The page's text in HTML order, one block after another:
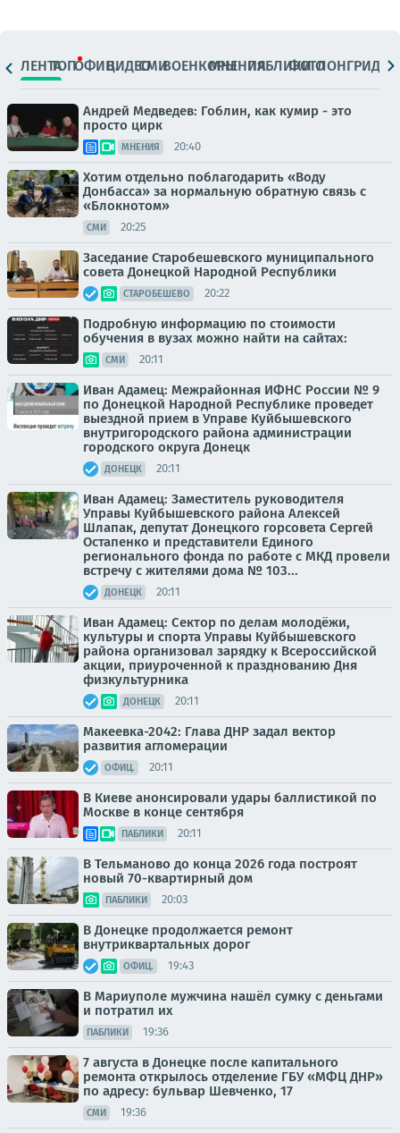
ЛЕНТАТОПОФИЦ.ВИДЕОСМИВОЕНКОРЫМНЕНИЯПАБЛИКИ
ФОТОЛОНГРИДЫ
Андрей Медведев: Гоблин, как кумир - это
просто цирк
МНЕНИЯ 20:40
Хотим отдельно поблагодарить «Воду
Донбасса» за нормальную обратную связь с
«Блокнотом»
СМИ 20:25
Заседание Старобешевского муниципального
совета Донецкой Народной Республики
СТАРОБЕШЕВО 20:22
Подробную информацию по стоимости
обучения в вузах можно найти на сайтах:
СМИ 20:11
Иван Адамец: Межрайонная ИФНС России № 9
по Донецкой Народной Республике проведет
выездной прием в Управе Куйбышевского
внутригородского района администрации
городского округа Донецк
ДОНЕЦК 20:11
Иван Адамец: Заместитель руководителя
Управы Куйбышевского района Алексей
Шлапак, депутат Донецкого горсовета Сергей
Остапенко и представители Единого
регионального фонда по работе с МКД провели
встречу с жителями дома № 103...
ДОНЕЦК 20:11
Иван Адамец: Сектор по делам молодёжи,
культуры и спорта Управы Куйбышевского
района организовал зарядку к Всероссийской
акции, приуроченной к празднованию Дня
физкультурника
ДОНЕЦК 20:11
Макеевка-2042: Глава ДНР задал вектор
развития агломерации
ОФИЦ. 20:11
В Киеве анонсировали удары баллистикой по
Москве в конце сентября
ПАБЛИКИ 20:11
В Тельманово до конца 2026 года построят
новый 70-квартирный дом
ПАБЛИКИ 20:03
В Донецке продолжается ремонт
внутриквартальных дорог
ОФИЦ. 19:43
В Мариуполе мужчина нашёл сумку с деньгами
и потратил их
ПАБЛИКИ 19:36
7 августа в Донецке после капитального
ремонта открылось отделение ГБУ «МФЦ ДНР»
по адресу: бульвар Шевченко, 17
СМИ 19:36